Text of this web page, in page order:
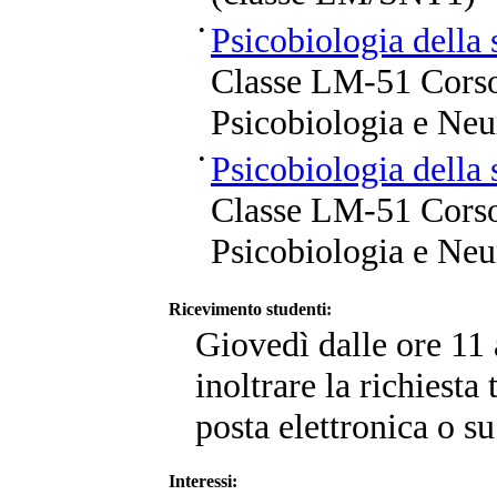
• Psicobiologia della
Classe LM-51
Psicobiologia e
• Psicobiologia della
Classe LM-51
Psicobiologia e
Ricevimento studenti:
Giovedì dalle ore
inoltrare la richiesta
posta elettronica o
Interessi: